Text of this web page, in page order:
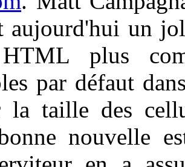
aujourd'hui un
plus
par défaut
la taille des
nouvelle